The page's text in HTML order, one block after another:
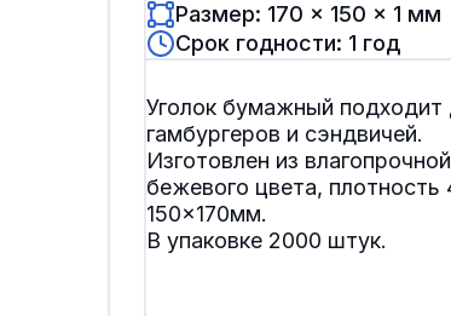
Размер: 170 × 150 × 1 мм
Срок годности: 1 год
Уголок бумажный подходит
гамбургеров и сэндвичей.
Изготовлен из
бежевого цвета, плотность
150×170мм.
В упаковке 2000 штук.